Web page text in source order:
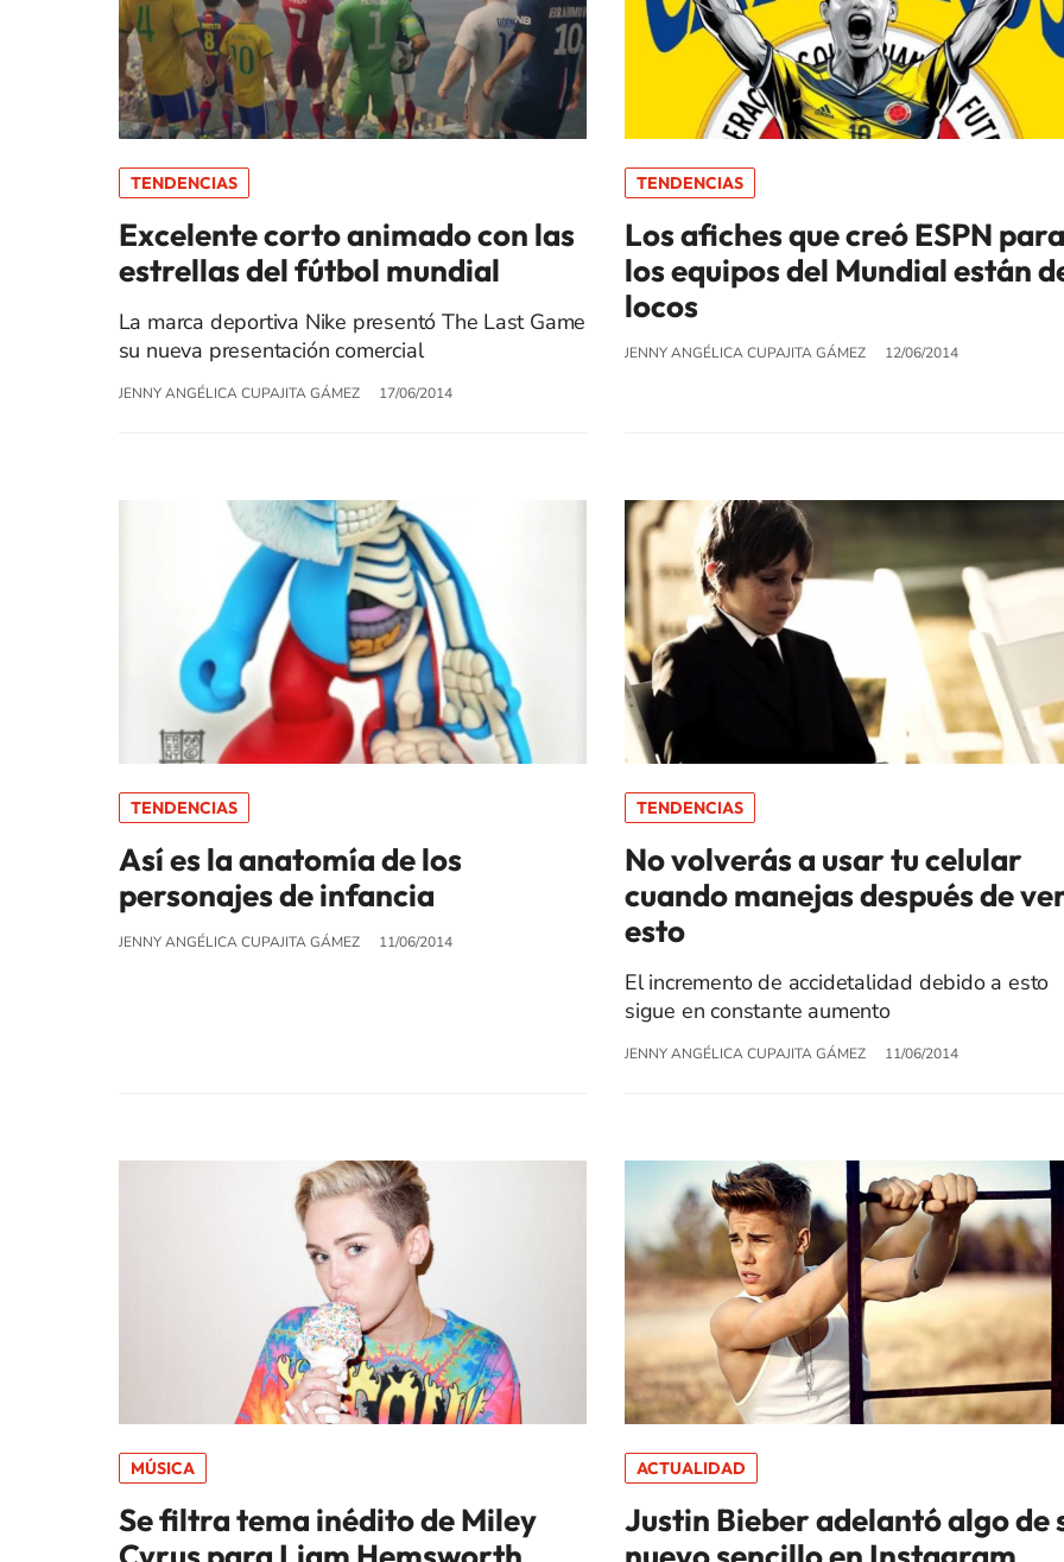
TENDENCIAS
Excelente corto animado con las
estrellas del fútbol mundial
La marca deportiva Nike presentó The Last Game
su nueva presentación comercial
JENNY ANGÉLICA CUPAJITA GÁMEZ 17/06/2014
TENDENCIAS
Los afiches que creó ESPN para
los equipos del Mundial están
locos
JENNY ANGÉLICA CUPAJITA GÁMEZ 12/06/2014
TENDENCIAS
Así es la anatomía de los
personajes de infancia
JENNY ANGÉLICA CUPAJITA GÁMEZ 11/06/2014
TENDENCIAS
No volverás a usar tu celular
cuando manejas después de
esto
El incremento de accidetalidad debido a esto
sigue en constante aumento
JENNY ANGÉLICA CUPAJITA GÁMEZ 11/06/2014
MÚSICA
Se filtra tema inédito de Miley
ACTUALIDAD
Justin Bieber adelantó algo de